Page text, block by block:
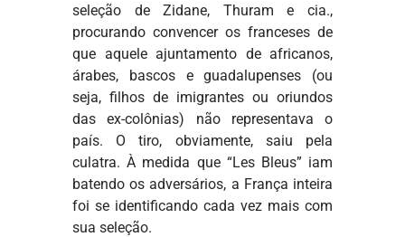
seleção de Zidane, Thuram e cia.,
procurando convencer os franceses de
que aquele ajuntamento de africanos,
árabes, bascos e guadalupenses (ou
seja, filhos de imigrantes ou oriundos
das ex-colônias) não representava o
país. O tiro, obviamente, saiu pela
culatra. À medida que “Les Bleus” iam
batendo os adversários, a França inteira
foi se identificando cada vez mais com
sua seleção.